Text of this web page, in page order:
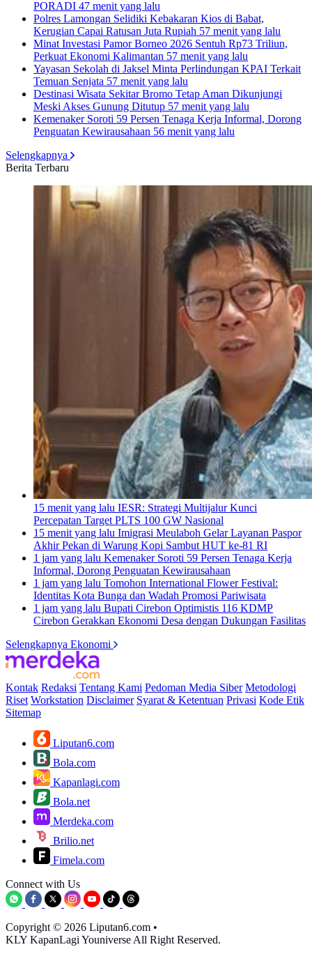
PORADI 47 menit yang lalu
Polres Lamongan Selidiki Kebakaran Kios di Babat,
Kerugian Capai Ratusan Juta Rupiah 57 menit yang lalu
Minat Investasi Pamor Borneo 2026 Sentuh Rp73 Triliun,
Perkuat Ekonomi Kalimantan 57 menit yang lalu
Yayasan Sekolah di Jaksel Minta Perlindungan KPAI Terkait
Temuan Senjata 57 menit yang lalu
Destinasi Wisata Sekitar Bromo Tetap Aman Dikunjungi
Meski Akses Gunung Ditutup 57 menit yang lalu
Kemenaker Soroti 59 Persen Tenaga Kerja Informal, Dorong
Penguatan Kewirausahaan 56 menit yang lalu
Selengkapnya
Berita Terbaru
15 menit yang lalu IESR: Strategi Multijalur Kunci
Percepatan Target PLTS 100 GW Nasional
15 menit yang lalu Imigrasi Meulaboh Gelar Layanan Paspor
Akhir Pekan di Warung Kopi Sambut HUT ke-81 RI
1 jam yang lalu Kemenaker Soroti 59 Persen Tenaga Kerja
Informal, Dorong Penguatan Kewirausahaan
1 jam yang lalu Tomohon International Flower Festival:
Identitas Kota Bunga dan Wadah Promosi Pariwisata
1 jam yang lalu Bupati Cirebon Optimistis 116 KDMP
Cirebon Gerakkan Ekonomi Desa dengan Dukungan Fasilitas
Selengkapnya Ekonomi
Kontak Redaksi Tentang Kami Pedoman Media Siber Metodologi
Riset Workstation Disclaimer Syarat & Ketentuan Privasi Kode Etik
Sitemap
Liputan6.com
Bola.com
Kapanlagi.com
Bola.net
Merdeka.com
Brilio.net
Fimela.com
Connect with Us
Copyright © 2026 Liputan6.com •
KLY KapanLagi Youniverse All Right Reserved.